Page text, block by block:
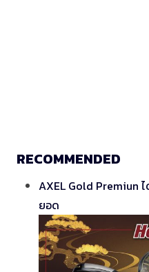
RECOMMENDED
AXEL Gold Premiun ไ
ยอด